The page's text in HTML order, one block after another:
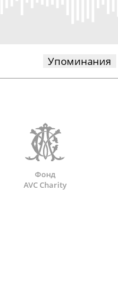
Упоминания
Фонд
AVC Charity